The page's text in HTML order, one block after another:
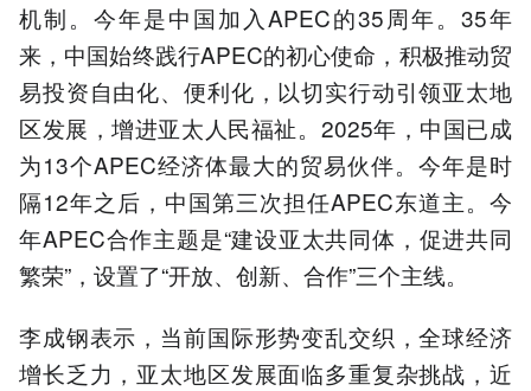
机制。今年是中国加入APEC的35周年。35年
来，中国始终践行APEC的初心使命，积极推动贸
易投资自由化、便利化，以切实行动引领亚太地
区发展，增进亚太人民福祉。2025年，中国已成
为13个APEC经济体最大的贸易伙伴。今年是时
隔12年之后，中国第三次担任APEC东道主。今
年APEC合作主题是“建设亚太共同体，促进共同
繁荣”，设置了“开放、创新、合作”三个主线。
李成钢表示，当前国际形势变乱交织，全球经济
增长乏力，亚太地区发展面临多重复杂挑战，近